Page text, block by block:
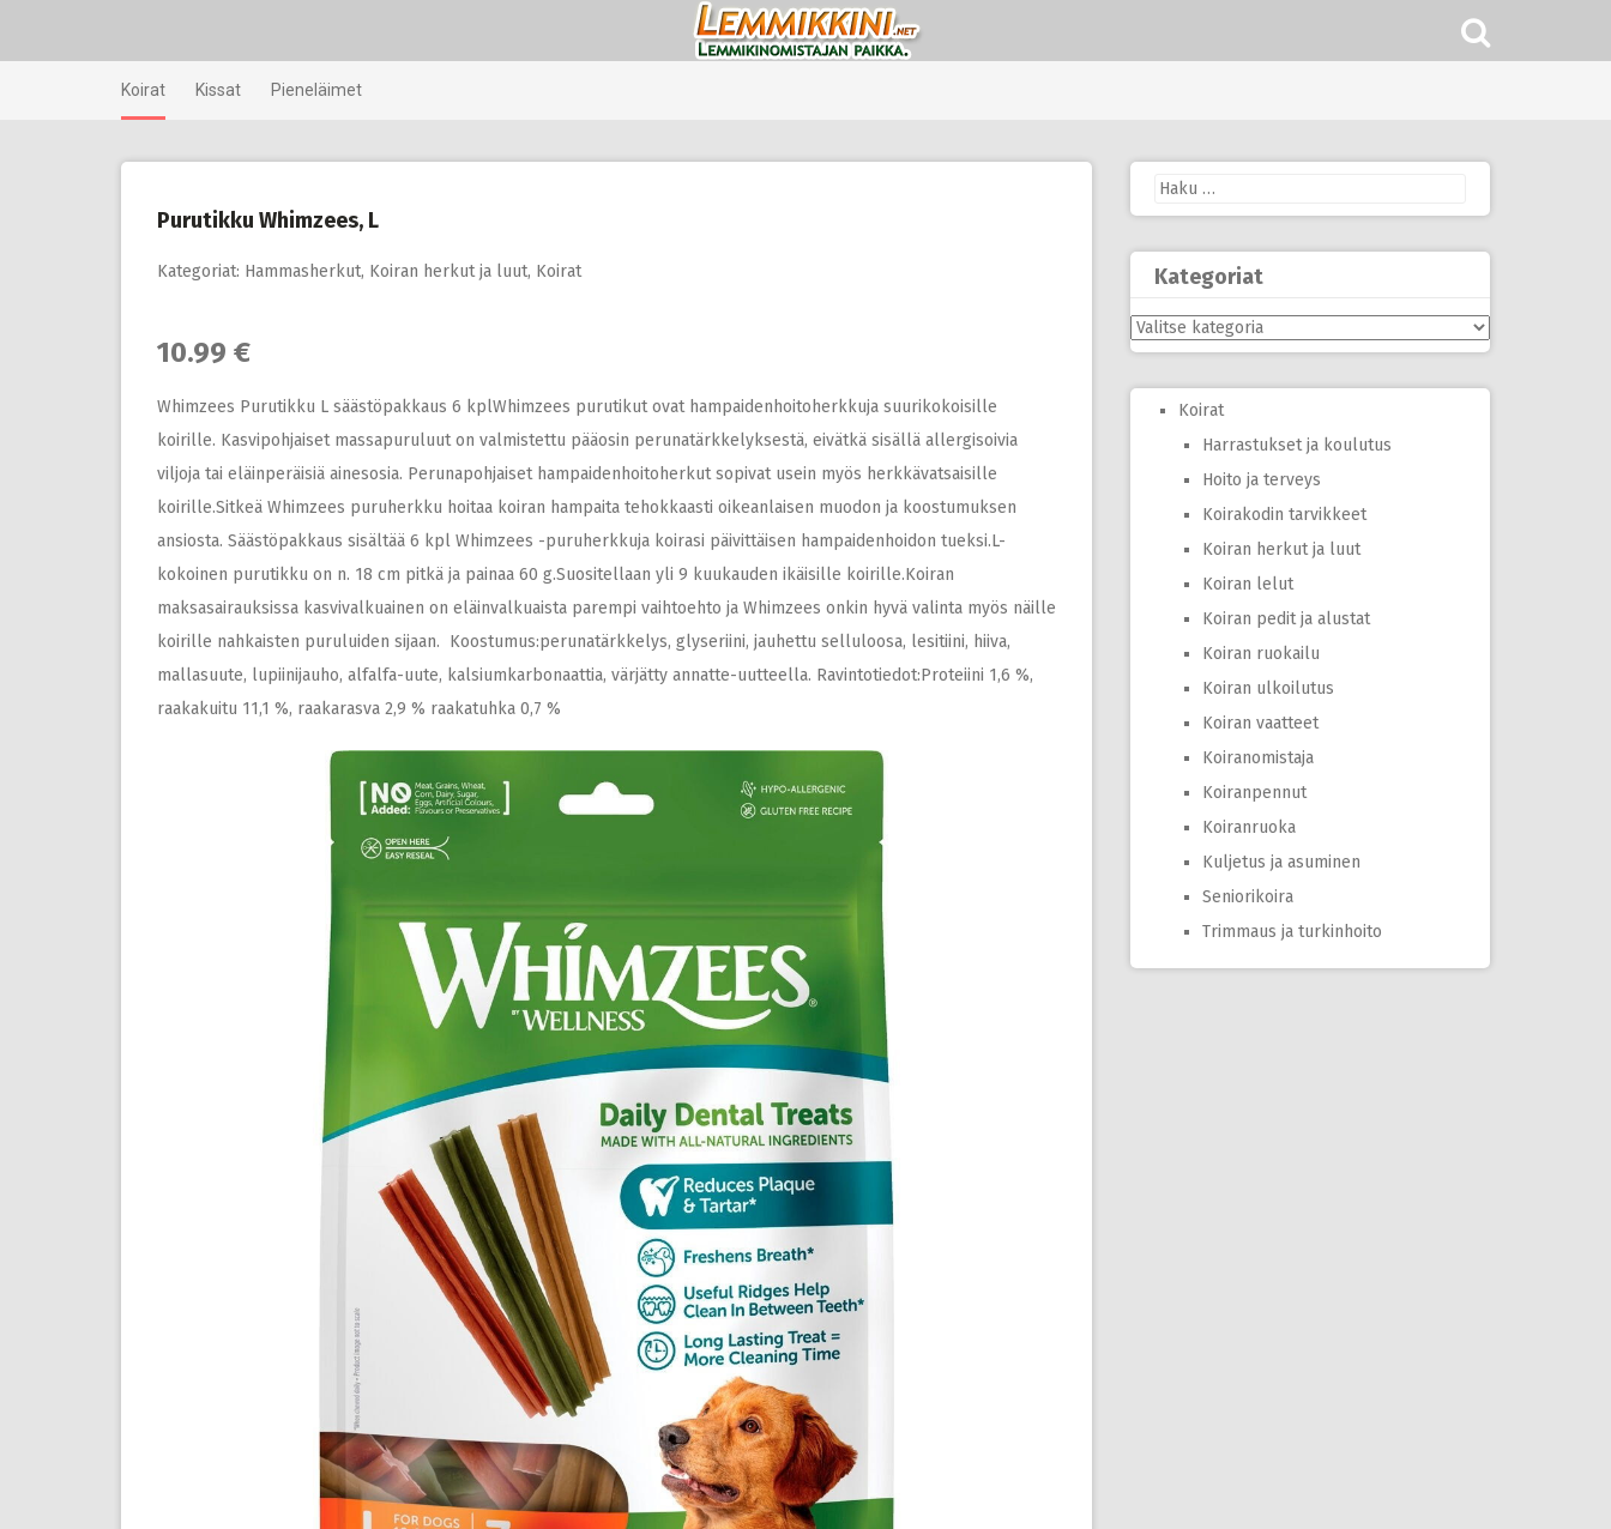
Koirat Kissat Pieneläimet
Purutikku Whimzees, L
Kategoriat: Hammasherkut, Koiran herkut ja luut, Koirat
10.99 €
Whimzees Purutikku L säästöpakkaus 6 kplWhimzees purutikut ovat hampaidenhoitoherkkuja suurikokoisille
koirille. Kasvipohjaiset massapuruluut on valmistettu pääosin perunatärkkelyksestä, eivätkä sisällä allergisoivia
viljoja tai eläinperäisiä ainesosia. Perunapohjaiset hampaidenhoitoherkut sopivat usein myös herkkävatsaisille
koirille.Sitkeä Whimzees puruherkku hoitaa koiran hampaita tehokkaasti oikeanlaisen muodon ja koostumuksen
ansiosta. Säästöpakkaus sisältää 6 kpl Whimzees -puruherkkuja koirasi päivittäisen hampaidenhoidon tueksi.L-
kokoinen purutikku on n. 18 cm pitkä ja painaa 60 g.Suositellaan yli 9 kuukauden ikäisille koirille.Koiran
maksasairauksissa kasvivalkuainen on eläinvalkuaista parempi vaihtoehto ja Whimzees onkin hyvä valinta myös näille
koirille nahkaisten puruluiden sijaan. Koostumus:perunatärkkelys, glyseriini, jauhettu selluloosa, lesitiini, hiiva,
mallasuute, lupiinijauho, alfalfa-uute, kalsiumkarbonaattia, värjätty annatte-uutteella. Ravintotiedot:Proteiini 1,6 %,
raakakuitu 11,1 %, raakarasva 2,9 % raakatuhka 0,7 %
Haku:
Kategoriat
Kategoriat
Koirat
Harrastukset ja koulutus
Hoito ja terveys
Koirakodin tarvikkeet
Koiran herkut ja luut
Koiran lelut
Koiran pedit ja alustat
Koiran ruokailu
Koiran ulkoilutus
Koiran vaatteet
Koiranomistaja
Koiranpennut
Koiranruoka
Kuljetus ja asuminen
Seniorikoira
Trimmaus ja turkinhoito